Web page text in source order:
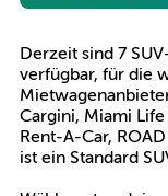
Derzeit sind 7
verfügbar, für die
Cargini, Miami Life
Rent-A-Car,
ist ein Standard